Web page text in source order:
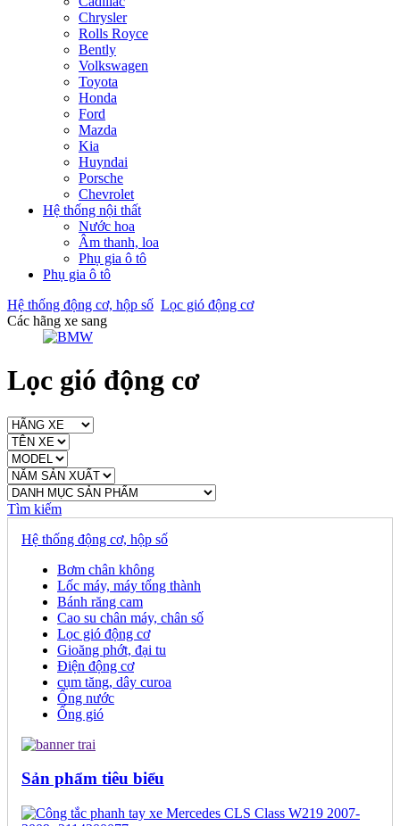
Chrysler
Rolls Royce
Bently
Volkswagen
Toyota
Honda
Ford
Mazda
Kia
Huyndai
Porsche
Chevrolet
Hệ thống nội thất
Nước hoa
Âm thanh, loa
Phụ gia ô tô
Phụ gia ô tô
Hệ thống động cơ, hộp số Lọc gió động cơ
Các hãng xe sang
Lọc gió động cơ
Tìm kiếm
Hệ thống động cơ, hộp số
Bơm chân không
Lốc máy, máy tổng thành
Bánh răng cam
Cao su chân máy, chân số
Lọc gió động cơ
Gioăng phớt, đại tu
Điện động cơ
cụm tăng, dây curoa
Ống nước
Ống gió
Sản phẩm tiêu biểu